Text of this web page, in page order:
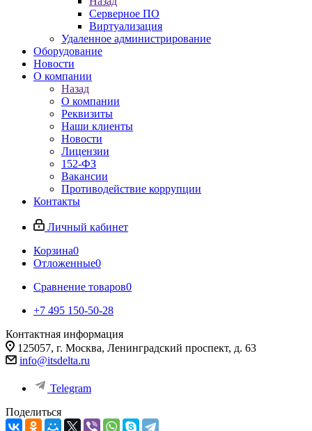
Серверное ПО
Виртуализация
Удаленное администрирование
Оборудование
Новости
О компании
Назад
О компании
Реквизиты
Наши клиенты
Новости
Лицензии
152-ФЗ
Вакансии
Противодействие коррупции
Контакты
Личный кабинет
Корзина0
Отложенные0
Сравнение товаров0
+7 495 150-50-28
Контактная информация
125057, г. Москва, Ленинградский проспект, д. 63
info@itsdelta.ru
Telegram
Поделиться